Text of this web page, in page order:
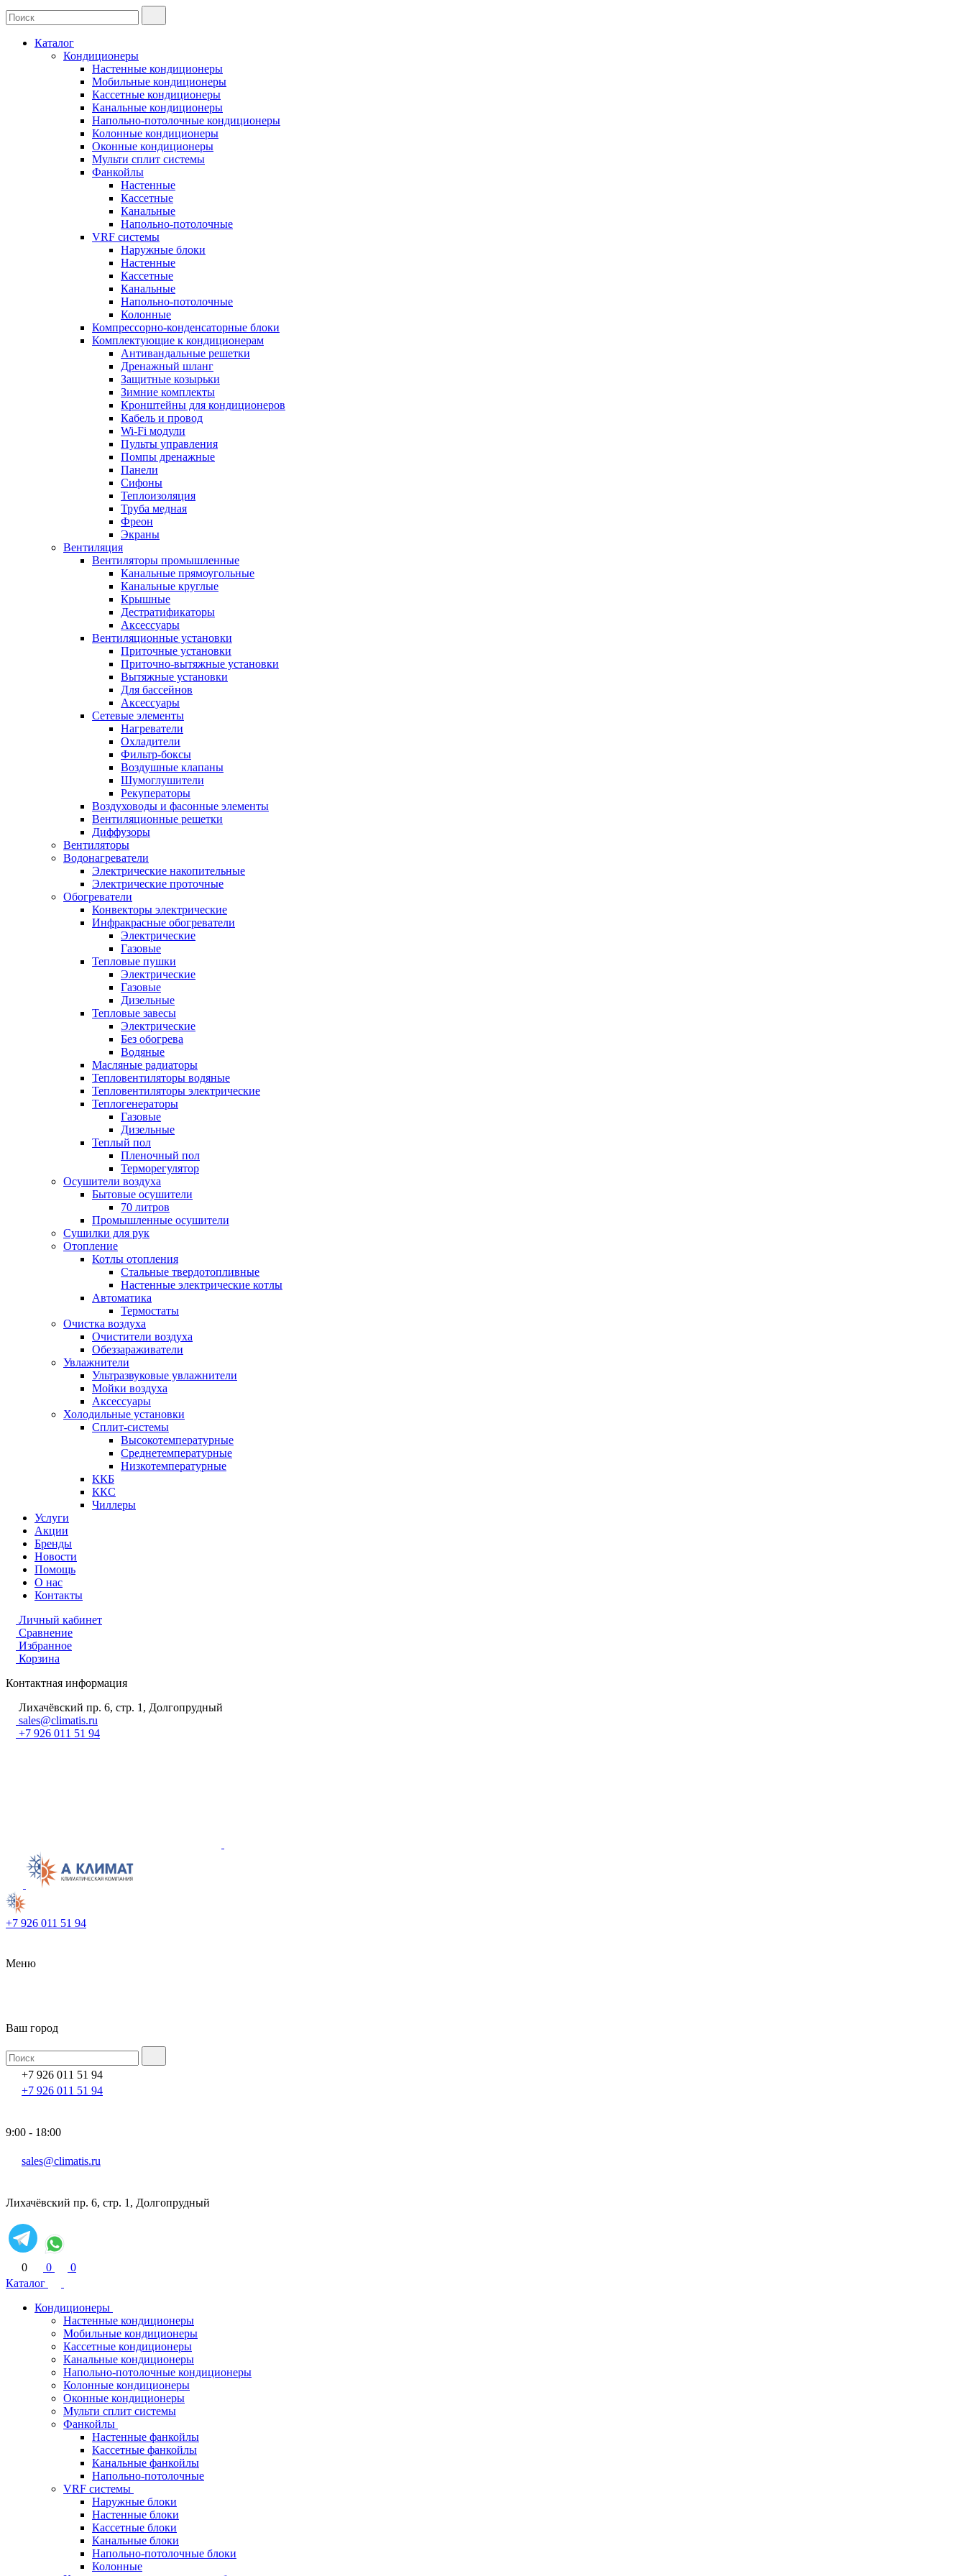
Каталог
Кондиционеры
Настенные кондиционеры
Мобильные кондиционеры
Кассетные кондиционеры
Канальные кондиционеры
Напольно-потолочные кондиционеры
Колонные кондиционеры
Оконные кондиционеры
Мульти сплит системы
Фанкойлы
Настенные
Кассетные
Канальные
Напольно-потолочные
VRF системы
Наружные блоки
Настенные
Кассетные
Канальные
Напольно-потолочные
Колонные
Компрессорно-конденсаторные блоки
Комплектующие к кондиционерам
Антивандальные решетки
Дренажный шланг
Защитные козырьки
Зимние комплекты
Кронштейны для кондиционеров
Кабель и провод
Wi-Fi модули
Пульты управления
Помпы дренажные
Панели
Сифоны
Теплоизоляция
Труба медная
Фреон
Экраны
Вентиляция
Вентиляторы промышленные
Канальные прямоугольные
Канальные круглые
Крышные
Дестратификаторы
Аксессуары
Вентиляционные установки
Приточные установки
Приточно-вытяжные установки
Вытяжные установки
Для бассейнов
Аксессуары
Сетевые элементы
Нагреватели
Охладители
Фильтр-боксы
Воздушные клапаны
Шумоглушители
Рекуператоры
Воздуховоды и фасонные элементы
Вентиляционные решетки
Диффузоры
Вентиляторы
Водонагреватели
Электрические накопительные
Электрические проточные
Обогреватели
Конвекторы электрические
Инфракрасные обогреватели
Электрические
Газовые
Тепловые пушки
Электрические
Газовые
Дизельные
Тепловые завесы
Электрические
Без обогрева
Водяные
Масляные радиаторы
Тепловентиляторы водяные
Тепловентиляторы электрические
Теплогенераторы
Газовые
Дизельные
Теплый пол
Пленочный пол
Терморегулятор
Осушители воздуха
Бытовые осушители
70 литров
Промышленные осушители
Сушилки для рук
Отопление
Котлы отопления
Стальные твердотопливные
Настенные электрические котлы
Автоматика
Термостаты
Очистка воздуха
Очистители воздуха
Обеззараживатели
Увлажнители
Ультразвуковые увлажнители
Мойки воздуха
Аксессуары
Холодильные установки
Сплит-системы
Высокотемпературные
Среднетемпературные
Низкотемпературные
ККБ
ККС
Чиллеры
Услуги
Акции
Бренды
Новости
Помощь
О нас
Контакты
Личный кабинет
Сравнение
Избранное
Корзина
Контактная информация
Лихачёвский пр. 6, стр. 1, Долгопрудный
sales@climatis.ru
+7 926 011 51 94
+7 926 011 51 94
Меню
Ваш город
+7 926 011 51 94
+7 926 011 51 94
9:00 - 18:00
sales@climatis.ru
Лихачёвский пр. 6, стр. 1, Долгопрудный
0 0
0
Каталог
Кондиционеры
Настенные кондиционеры
Мобильные кондиционеры
Кассетные кондиционеры
Канальные кондиционеры
Напольно-потолочные кондиционеры
Колонные кондиционеры
Оконные кондиционеры
Мульти сплит системы
Фанкойлы
Настенные фанкойлы
Кассетные фанкойлы
Канальные фанкойлы
Напольно-потолочные
VRF системы
Наружные блоки
Настенные блоки
Кассетные блоки
Канальные блоки
Напольно-потолочные блоки
Колонные